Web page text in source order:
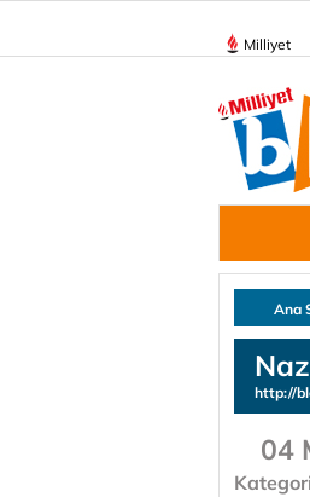
Milliyet
Ana
http://
04
Kategori